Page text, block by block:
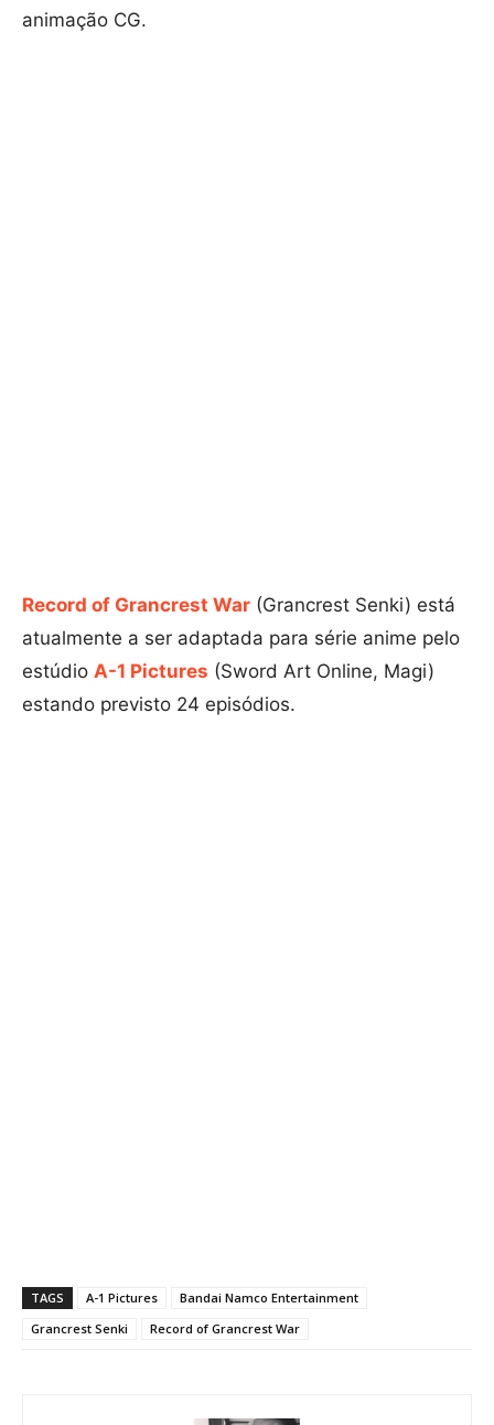
animação CG.
Record of Grancrest War (Grancrest Senki) está
atualmente a ser adaptada para série anime pelo
estúdio A-1 Pictures (Sword Art Online, Magi)
estando previsto 24 episódios.
TAGS A-1 Pictures
Bandai Namco Entertainment
Grancrest Senki
Record of Grancrest War